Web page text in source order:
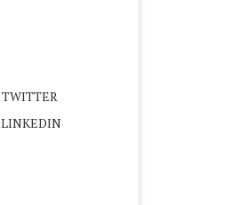
TWITTER
LINKEDIN